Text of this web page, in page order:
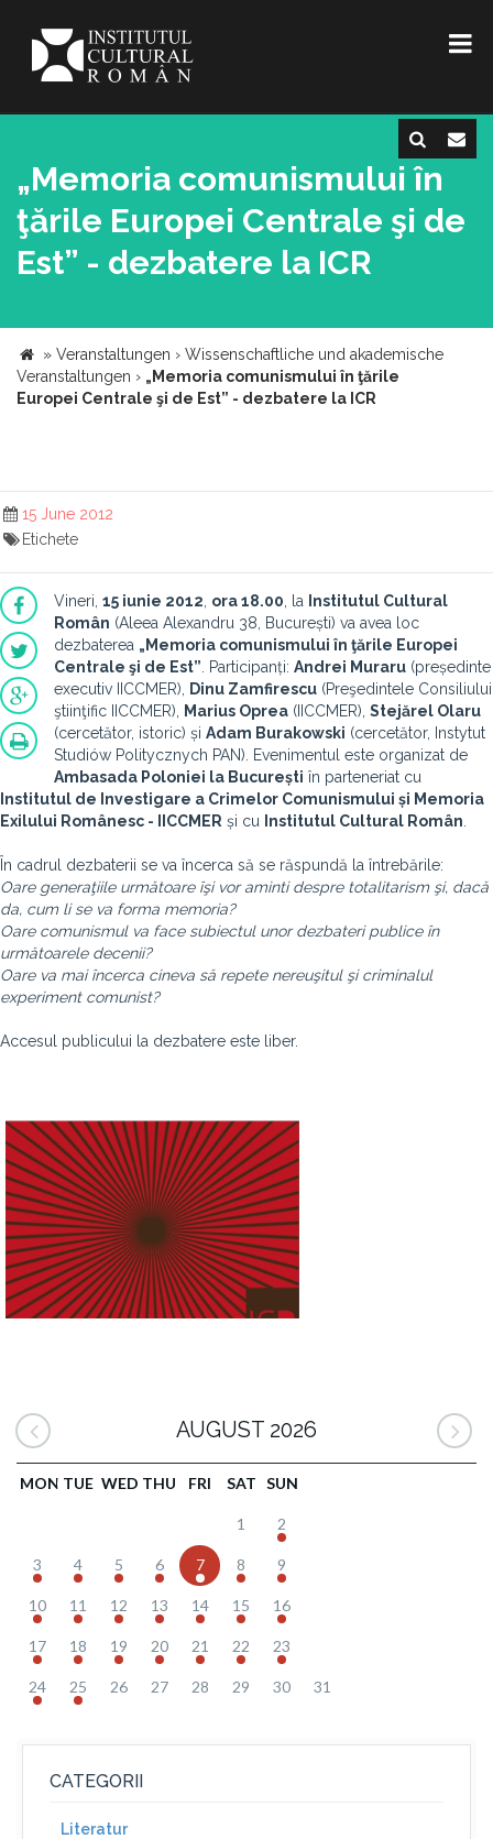
„Memoria comunismului în
ţările Europei Centrale şi de
Est” - dezbatere la ICR
» Veranstaltungen › Wissenschaftliche und akademische
Veranstaltungen › „Memoria comunismului în ţările
Europei Centrale şi de Est” - dezbatere la ICR
15 June 2012
Etichete
Vineri, 15 iunie 2012 ora 18.00 , la
Institutul Cultural
Român (Aleea Alexandru 38, București) va avea loc
dezbaterea „Memoria comunismului în ţările Europei
Centrale şi de Est” . Participanți: Andrei Muraru (președinte
executiv IICCMER),
Dinu Zamfirescu (Preşedintele Consiliului
ştiinţific IICCMER),
Marius Oprea (IICCMER), Stejărel Olaru
(cercetător, istoric) și Adam Burakowski (cercetător, Instytut
Studiów Politycznych PAN). Evenimentul este organizat de
Ambasada Poloniei la București în parteneriat cu
Institutul de Investigare a Crimelor Comunismului și Memoria
Exilului Românesc - IICCMER și cu Institutul Cultural Român
În cadrul dezbaterii se va încerca să se răspundă la întrebările:
Oare generaţiile următoare îşi vor aminti despre totalitarism şi, dacă
da, cum li se va forma memoria?
Oare comunismul va face subiectul unor dezbateri publice în
următoarele decenii?
Oare va mai încerca cineva să repete nereuşitul şi criminalul
experiment comunist?
Accesul publicului la dezbatere este liber.
AUGUST 2026
MON TUE WED THU FRI SAT SUN
1 2
3 4 5 6 7 8 9
10 11 12 13 14 15 16
17 18 19 20 21 22 23
24 25 26 27 28 29 30 31
CATEGORII
Literatur